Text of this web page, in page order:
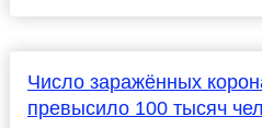
Число заражённых
превысило 100 тысяч